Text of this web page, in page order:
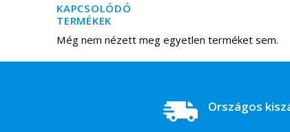
KAPCSOLÓDÓ
TERMÉKEK
Még nem nézett meg egyetlen terméket sem.
Országos